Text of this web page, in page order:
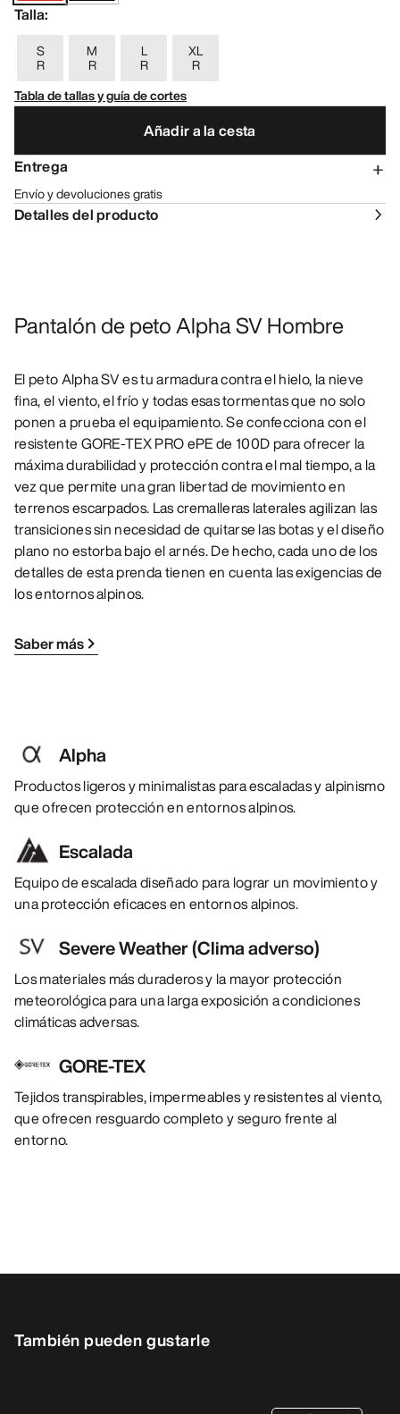
Talla:
S
R
M
R
L
R
XL
R
Tabla de tallas y guía de cortes
Añadir a la cesta
Entrega
Envío y devoluciones gratis
Detalles del producto
Pantalón de peto Alpha SV Hombre
El peto Alpha SV es tu armadura contra el hielo, la nieve
fina, el viento, el frío y todas esas tormentas que no solo
ponen a prueba el equipamiento. Se confecciona con el
resistente GORE-TEX PRO ePE de 100D para ofrecer la
máxima durabilidad y protección contra el mal tiempo, a la
vez que permite una gran libertad de movimiento en
terrenos escarpados. Las cremalleras laterales agilizan las
transiciones sin necesidad de quitarse las botas y el diseño
plano no estorba bajo el arnés. De hecho, cada uno de los
detalles de esta prenda tienen en cuenta las exigencias de
los entornos alpinos.
Saber más
Alpha
Productos ligeros y minimalistas para escaladas y alpinismo
que ofrecen protección en entornos alpinos.
Escalada
Equipo de escalada diseñado para lograr un movimiento y
una protección eficaces en entornos alpinos.
Severe Weather (Clima adverso)
Los materiales más duraderos y la mayor protección
meteorológica para una larga exposición a condiciones
climáticas adversas.
GORE-TEX
Tejidos transpirables, impermeables y resistentes al viento,
que ofrecen resguardo completo y seguro frente al
entorno.
También pueden gustarle